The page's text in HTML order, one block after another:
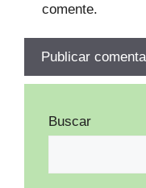
comente.
Buscar